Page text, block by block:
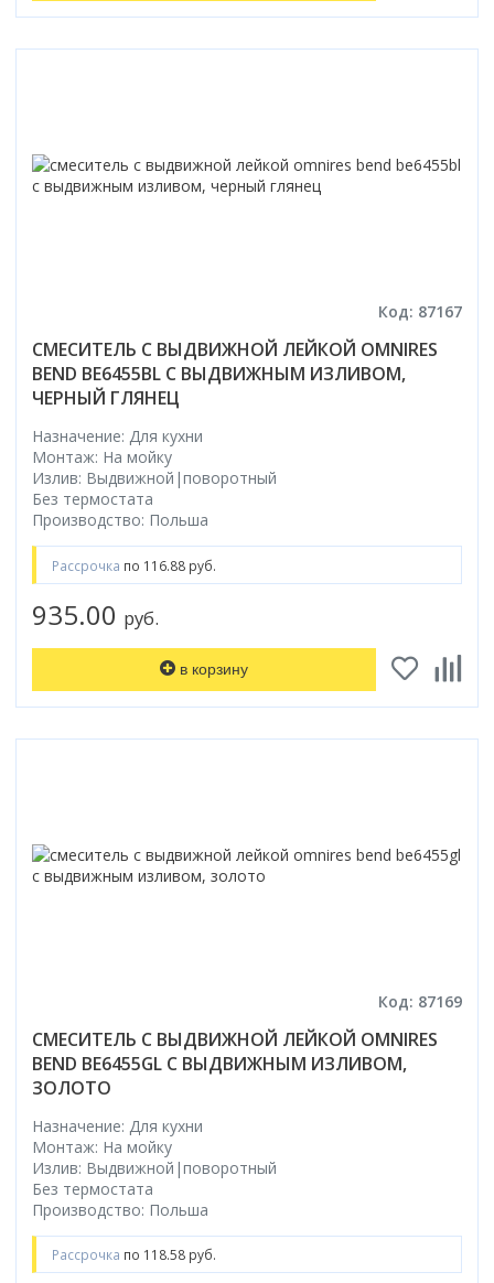
Код: 87167
СМЕСИТЕЛЬ С ВЫДВИЖНОЙ ЛЕЙКОЙ OMNIRES
BEND BE6455BL С ВЫДВИЖНЫМ ИЗЛИВОМ,
ЧЕРНЫЙ ГЛЯНЕЦ
Назначение: Для кухни
Монтаж: На мойку
Излив: Выдвижной|поворотный
Без термостата
Производство: Польша
Рассрочка по 116.88 руб.
935.00 руб.
в корзину
Код: 87169
СМЕСИТЕЛЬ С ВЫДВИЖНОЙ ЛЕЙКОЙ OMNIRES
BEND BE6455GL С ВЫДВИЖНЫМ ИЗЛИВОМ,
ЗОЛОТО
Назначение: Для кухни
Монтаж: На мойку
Излив: Выдвижной|поворотный
Без термостата
Производство: Польша
Рассрочка по 118.58 руб.